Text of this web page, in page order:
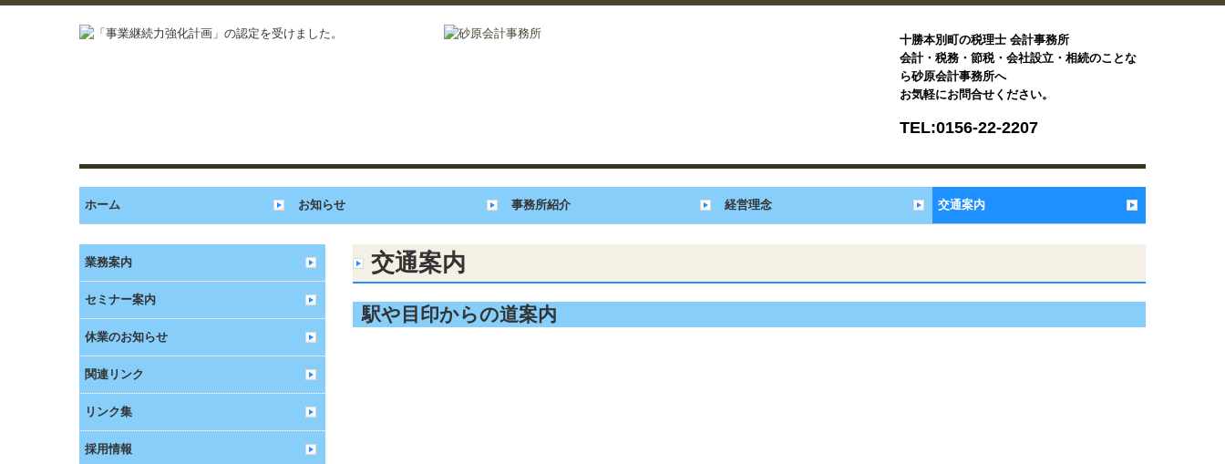
十勝本別町の税理士 会計事務所
会計・税務・節税・会社設立・相続のことな
ら砂原会計事務所へ
お気軽にお問合せください。
TEL:0156-22-2207
ホーム お知らせ 事務所紹介 経営理念 交通案内
業務案内
セミナー案内
休業のお知らせ
関連リンク
リンク集
採用情報
交通案内
駅や目印からの道案内